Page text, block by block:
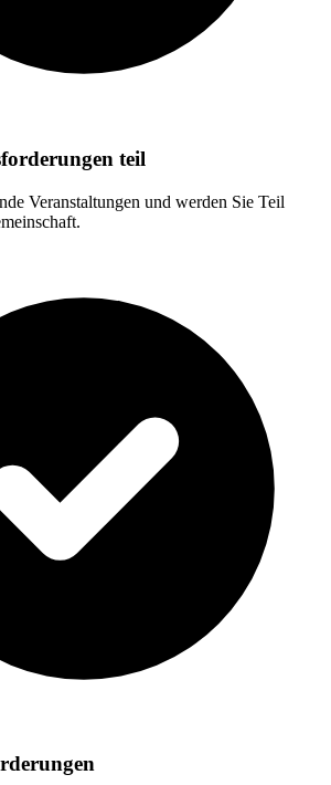
teil
Veranstaltungen und werden Sie Teil